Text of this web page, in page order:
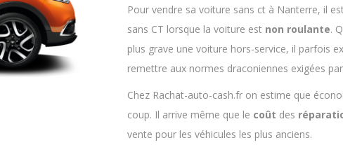
Pour vendre sa voiture sans ct à Nanterre, il
sans CT lorsque la voiture est non roulante.
plus grave une voiture hors-service, il parfois
remettre aux normes draconiennes exigées
Chez Rachat-auto-cash.fr on estime que
coup. Il arrive même que le coût des
vente pour les véhicules les plus anciens.